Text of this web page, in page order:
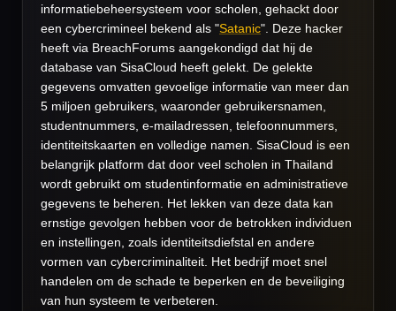
informatiebeheersysteem voor scholen, gehackt door
een cybercrimineel bekend als "Satanic". Deze hacker
heeft via BreachForums aangekondigd dat hij de
database van SisaCloud heeft gelekt. De gelekte
gegevens omvatten gevoelige informatie van meer dan
5 miljoen gebruikers, waaronder gebruikersnamen,
studentnummers, e-mailadressen, telefoonnummers,
identiteitskaarten en volledige namen. SisaCloud is een
belangrijk platform dat door veel scholen in Thailand
wordt gebruikt om studentinformatie en administratieve
gegevens te beheren. Het lekken van deze data kan
ernstige gevolgen hebben voor de betrokken individuen
en instellingen, zoals identiteitsdiefstal en andere
vormen van cybercriminaliteit. Het bedrijf moet snel
handelen om de schade te beperken en de beveiliging
van hun systeem te verbeteren.